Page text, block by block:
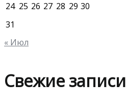
24 25 26 27 28 29 30
31
« Июл
Свежие записи